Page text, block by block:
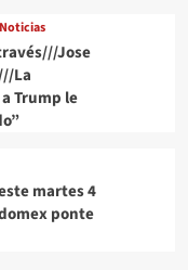
Noticias
Jose
La
Trump le
martes 4
ponte